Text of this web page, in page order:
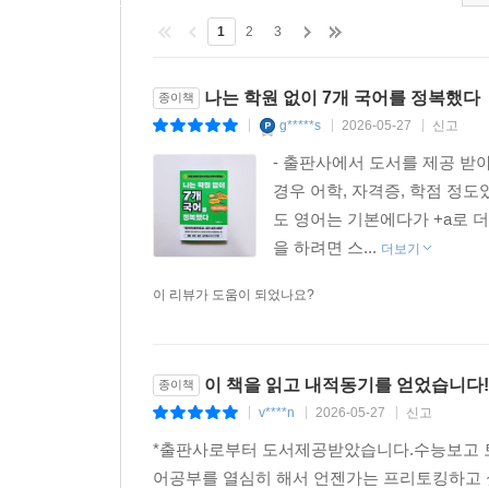
시작된다.
1 2 3
종이책 나는 학원 없이 7개 국어를 정복했다
g*****s 2026-05-27 신고
- 출판사에서 도서를 제공 받
경우 어학, 자격증, 학점 정도
도 영어는 기본에다가 +a로
을 하려면 스... 더보기
이 리뷰가 도움이 되었나요?
종이책 이 책을 읽고 내적동기를 얻었습니다!
v****n 2026-05-27 신고
*출판사로부터 도서제공받았습니다.수능보
어공부를 열심히 해서 언젠가는 프리토킹하